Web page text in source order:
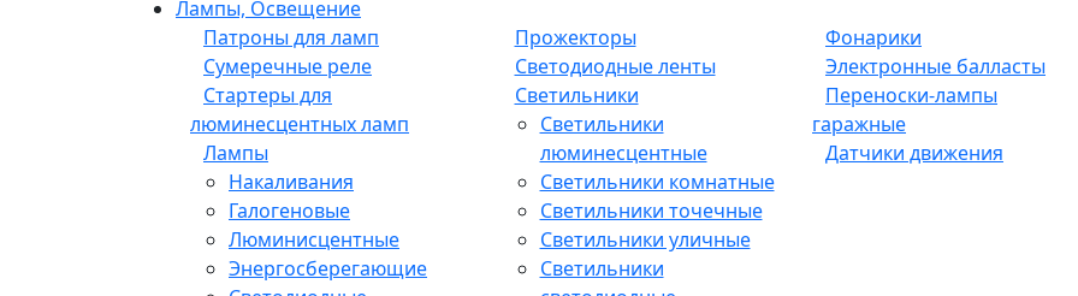
Лампы, Освещение
Патроны для ламп
Сумеречные реле
Стартеры для
люминесцентных ламп
Лампы
Накаливания
Галогеновые
Люминисцентные
Энергосберегающие
Прожекторы
Светодиодные ленты
Светильники
Светильники
люминесцентные
Светильники комнатные
Светильники точечные
Светильники уличные
Светильники
Фонарики
Электронные балласты
Переноски-лампы
гаражные
Датчики движения